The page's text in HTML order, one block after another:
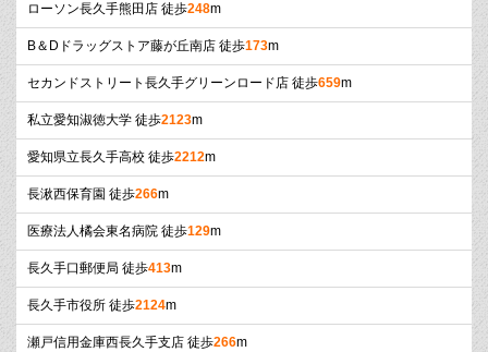
ローソン長久手熊田店 徒歩248m
B＆Dドラッグストア藤が丘南店 徒歩173m
セカンドストリート長久手グリーンロード店 徒歩659m
私立愛知淑徳大学 徒歩2123m
愛知県立長久手高校 徒歩2212m
長湫西保育園 徒歩266m
医療法人橘会東名病院 徒歩129m
長久手口郵便局 徒歩413m
長久手市役所 徒歩2124m
瀬戸信用金庫西長久手支店 徒歩266m